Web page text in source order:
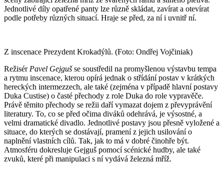
Jednotlivé díly opatřené panty lze různě skládat, zavírat a otevírat
podle potřeby různých situací. Hraje se před, za ní i uvnitř ní.
Z inscenace Prezydent Krokadýlů. (Foto: Ondřej Vojčiniak)
Režisér Pavel Gejgušse soustředil na promyšlenou výstavbu tempa
a rytmu inscenace, kterou opírá jednak o střídání postav v krátkých
hereckých intermezzech, ale také (zejména v případě hlavní postavy
Duka Custise) o časté přechody z role Duka do role vypravěče.
Právě těmito přechody se režii daří vymazat dojem z převyprávění
literatury. To, co se před očima diváků odehrává, je výsostné, a
velmi dramatické divadlo. Jednotlivé postavy jsou přesně vyložené a
situace, do kterých se dostávají, pramení z jejich usilování o
naplnění vlastních cílů. Tak, jak to má v dobré činohře být.
Atmosféru dokresluje Gejguš pomocí scénické hudby, ale také
zvuků, které při manipulaci s ní vydává železná mříž.